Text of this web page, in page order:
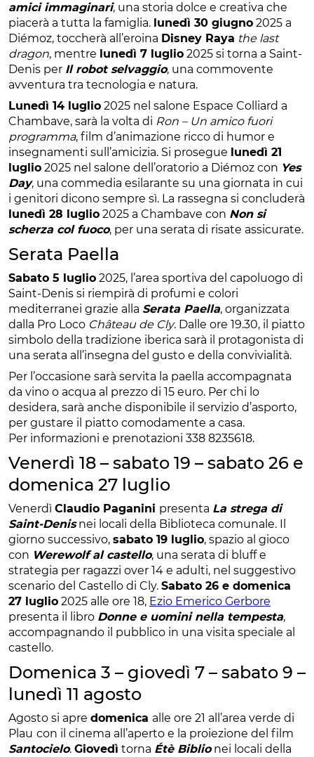
amici immaginari, una storia dolce e creativa che
piacerà a tutta la famiglia. lunedì 30 giugno 2025 a
Diémoz, toccherà all’eroina Disney Raya the last
dragon, mentre lunedì 7 luglio 2025 si torna a Saint-
Denis per Il robot selvaggio, una commovente
avventura tra tecnologia e natura.
Lunedì 14 luglio 2025 nel salone Espace Colliard a
Chambave, sarà la volta di Ron – Un amico fuori
programma, film d’animazione ricco di humor e
insegnamenti sull’amicizia. Si prosegue lunedì 21
luglio 2025 nel salone dell’oratorio a Diémoz con Yes
Day, una commedia esilarante su una giornata in cui
i genitori dicono sempre sì. La rassegna si concluderà
lunedì 28 luglio 2025 a Chambave con Non si
scherza col fuoco, per una serata di risate assicurate.
Serata Paella
Sabato 5 luglio 2025, l’area sportiva del capoluogo di
Saint-Denis si riempirà di profumi e colori
mediterranei grazie alla Serata Paella, organizzata
dalla Pro Loco Château de Cly. Dalle ore 19.30, il piatto
simbolo della tradizione iberica sarà il protagonista di
una serata all’insegna del gusto e della convivialità.
Per l’occasione sarà servita la paella accompagnata
da vino o acqua al prezzo di 15 euro. Per chi lo
desidera, sarà anche disponibile il servizio d’asporto,
per gustare il piatto comodamente a casa.
Per informazioni e prenotazioni 338 8235618.
Venerdì 18 – sabato 19 – sabato 26 e
domenica 27 luglio
Venerdì Claudio Paganini presenta La strega di
Saint-Denisnei locali della Biblioteca comunale. Il
giorno successivo, sabato 19 luglio, spazio al gioco
con Werewolf al castello, una serata di bluff e
strategia per ragazzi over 14 e adulti, nel suggestivo
scenario del Castello di Cly. Sabato 26 e domenica
27 luglio 2025 alle ore 18, Ezio Emerico Gerbore
presenta il libro Donne e uomini nella tempesta,
accompagnando il pubblico in una visita speciale al
castello.
Domenica 3 – giovedì 7 – sabato 9 –
lunedì 11 agosto
Agosto si apre domenica alle ore 21 all’area verde di
Plau con il cinema all’aperto e la proiezione del film
Santocielo. Giovedì torna Étè Biblionei locali della